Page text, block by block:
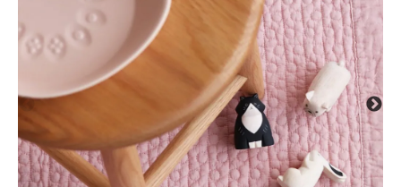
お買い物ガイド
ポイントについて
配送料について
ラッピングについて
メールマガジン